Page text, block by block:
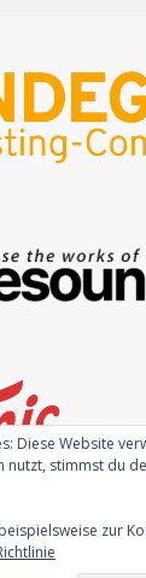
Diese Website
nutzt, stimmst du
zur